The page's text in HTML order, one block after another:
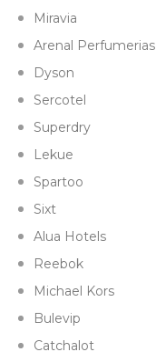
Miravia
Arenal Perfumerias
Dyson
Sercotel
Superdry
Lekue
Spartoo
Sixt
Alua Hotels
Reebok
Michael Kors
Bulevip
Catchalot